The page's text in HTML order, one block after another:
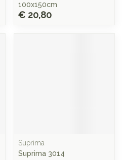
100x150cm
€ 20,80
Suprima
Suprima 3014